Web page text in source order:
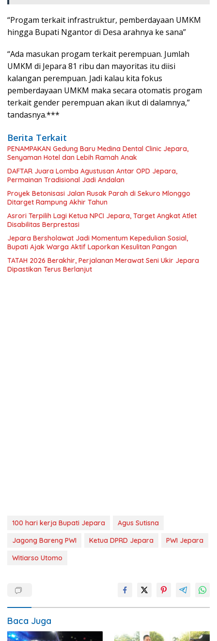
“Progam terkait infrastruktur, pemberdayaan UMKM
hingga Bupati Ngantor di Desa arahnya ke sana”
“Ada masukan progam terkait perempuan. Jumlah
UMKM di Jepara 81 ribu dan mayoritas itu diisi
kalangan perempuan. Jadi kalau kita fokus
pemberdayaan UMKM maka secara otomatis progam
terkait gender perempuan akan ikut di dalamnya,”
tandasnya.***
Berita Terkait
PENAMPAKAN Gedung Baru Medina Dental Clinic Jepara,
Senyaman Hotel dan Lebih Ramah Anak
DAFTAR Juara Lomba Agustusan Antar OPD Jepara,
Permainan Tradisional Jadi Andalan
Proyek Betonisasi Jalan Rusak Parah di Sekuro Mlonggo
Ditarget Rampung Akhir Tahun
Asrori Terpilih Lagi Ketua NPCI Jepara, Target Angkat Atlet
Disabilitas Berprestasi
Jepara Bersholawat Jadi Momentum Kepedulian Sosial,
Bupati Ajak Warga Aktif Laporkan Kesulitan Pangan
TATAH 2026 Berakhir, Perjalanan Merawat Seni Ukir Jepara
Dipastikan Terus Berlanjut
100 hari kerja Bupati Jepara
Agus Sutisna
Jagong Bareng PWI
Ketua DPRD Jepara
PWI Jepara
Witiarso Utomo
Baca Juga